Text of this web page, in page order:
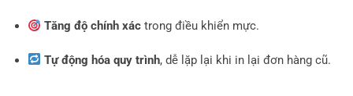
Tăng độ chính xáctrong điều khiển mực.
Tự động hóa quy trình, dễ lặp lại khi in lại đơn hàng cũ.